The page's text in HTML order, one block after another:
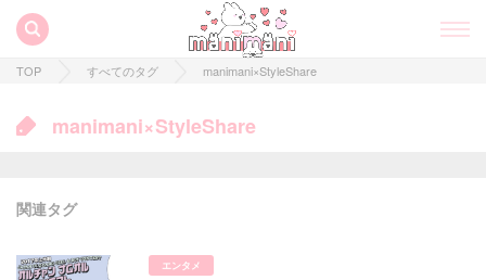
TOP すべてのタグ manimani×StyleShare
manimani×StyleShare
関連タグ
エンタメ